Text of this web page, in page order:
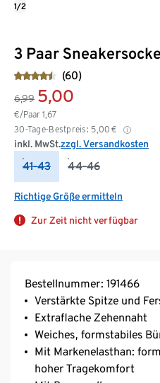
3 Paar
(60)
6,99 5,00
€/Paar 1,67
30-Tage-Bestpreis: 5,00 €
inkl. MwSt.zzgl. Versandkosten
41-43 44-46
Richtige Größe ermitteln
Zur Zeit nicht verfügbar
1/2
Bestellnummer: 191466
Verstärkte Spitze und
Extraflache Zehennaht
Weiches, formstabiles
Mit Markenelasthan:
hoher Tragekomfort